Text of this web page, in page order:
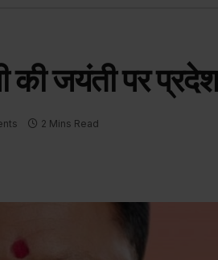
जयंती पर
2 Mins Read